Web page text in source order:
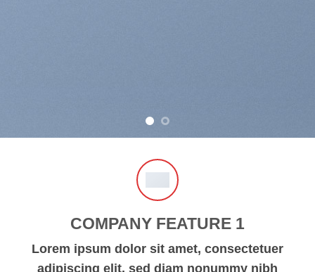
COMPANY FEATURE 1
Lorem ipsum dolor sit amet, consectetuer
adipiscing elit, sed diam nonummy nibh